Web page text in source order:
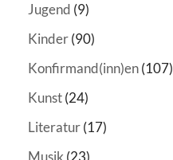
Jugend (9)
Kinder(90)
Konfirmand(inn)en(107)
Kunst(24)
Literatur(17)